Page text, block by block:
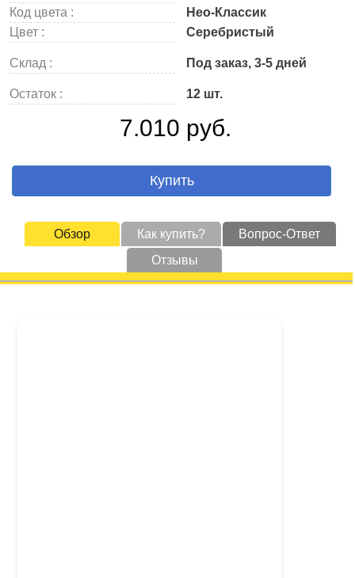
Код цвета :
Нео-Классик
Цвет :
Серебристый
Склад : Под заказ, 3-5 дней
Остаток : 12 шт.
7.010 руб.
Купить
Обзор Как купить?
Вопрос-Ответ
Отзывы